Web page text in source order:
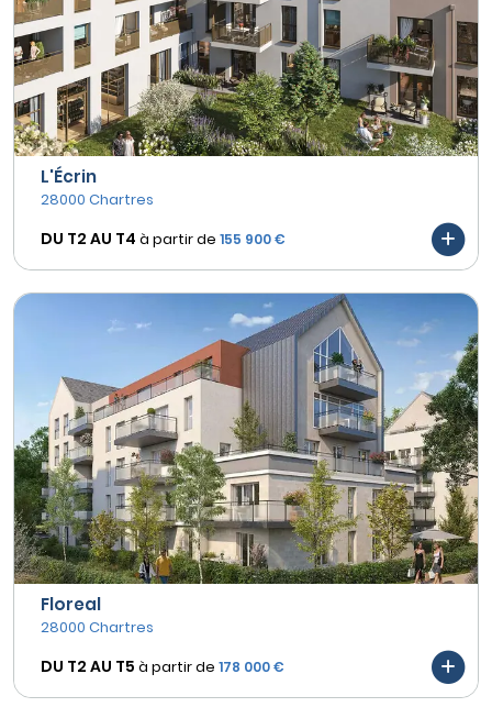
L'Écrin
28000 Chartres
DU T2 AU T4 à partir de 155 900 €
Floreal
28000 Chartres
DU T2 AU T5 à partir de 178 000 €